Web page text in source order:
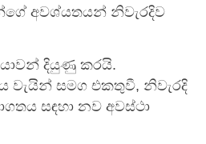
අවශ්යතයන් නිවැරදිව
දියුණු කරයි.
වැයින් සමග එකතුවී, නිවැරදි
සඳහා නව අවස්ථා